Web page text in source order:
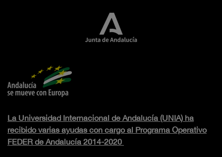
La Universidad Internacional de Andalucía (UNIA) ha
recibido varias ayudas con cargo al Programa Operativo
FEDER de Andalucía 2014-2020